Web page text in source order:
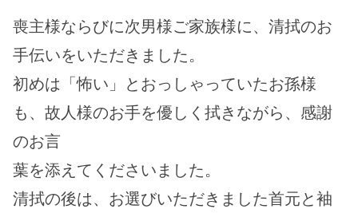
喪主様ならびに次男様ご家族様に、清拭のお
手伝いをいただきました。
初めは「怖い」とおっしゃっていたお孫様
も、故人様のお手を優しく拭きながら、感謝
のお言
葉を添えてくださいました。
清拭の後は、お選びいただきました首元と袖